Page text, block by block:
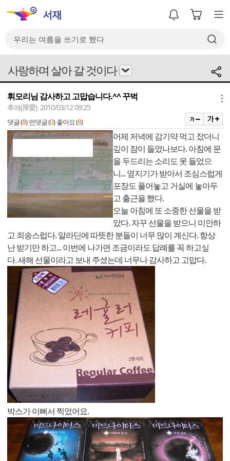
사랑하며 살아 갈 것이다
휘모리님 감사하고 고맙습니다.^^ 꾸벅
후애(厚愛) 2010/03/12 09:25
댓글 (8) 먼댓글 (0) 좋아요 (8)
어제 저녁에 감기약 먹고 잤더니
깊이 잠이 들었나보다. 아침에 문
을 두드리는 소리도 못 들었으
니... 옆지기가 받아서 조심스럽게
포장도 풀어놓고 거실에 놓아두
고 출근을 했다.
오늘 아침에 또 소중한 선물을 받
았다. 자꾸 선물을 받으니 미안하
고 죄송스럽다. 알라딘에 따뜻한 분들이 너무 많이 계신다. 항상
난 받기만 하고... 이번에 나가면 조금이라도 답례를 꼭 하고싶
다. 새해 선물이라고 보내 주셨는데 너무나 감사하고 고맙다.
박스가 이뻐서 찍었어요.